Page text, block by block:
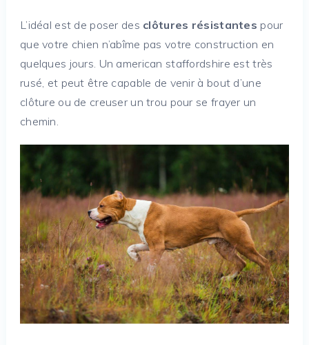
L’idéal est de poser des clôtures résistantes pour
que votre chien n’abîme pas votre construction en
quelques jours. Un american staffordshire est très
rusé, et peut être capable de venir à bout d’une
clôture ou de creuser un trou pour se frayer un
chemin.